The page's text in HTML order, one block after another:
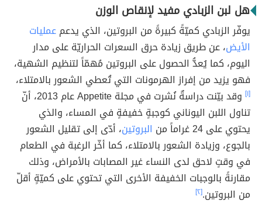
هل لبن الزبادي مفيد لإنقاص الوزن
يوفّر الزبادي كميّةً كبيرةً من البروتين، الذي يدعمعمليات
الأيض، عن طريق زيادة حرق السعرات الحراريّة على مدار
اليوم، كما يُعدُّ الحصول على البروتين مُهمّاً لتنظيم الشهية،
فهو يزيد من إفراز الهرمونات التي تُعطي الشعور بالامتلاء،
[١]
وقد بيّنت دراسةٌ نُشرت في مجلة Appetite عام 2013، أنّ
تناول اللبن اليوناني كوجبةٍ خفيفةٍ في المساء، والذي
يحتوي على 24 غراماً من
البروتين، أدّى إلى تقليل الشعور
بالجوع، وزيادة الشعور بالامتلاء، كما أخّر الرغبة في الطعام
في وقتٍ لاحق لدى النساء غير المصابات بالأمراض، وذلك
مقارنةً بالوجبات الخفيفة الأخرى التي تحتوي على كميّةٍ أقلّ
من البروتين.[٢]